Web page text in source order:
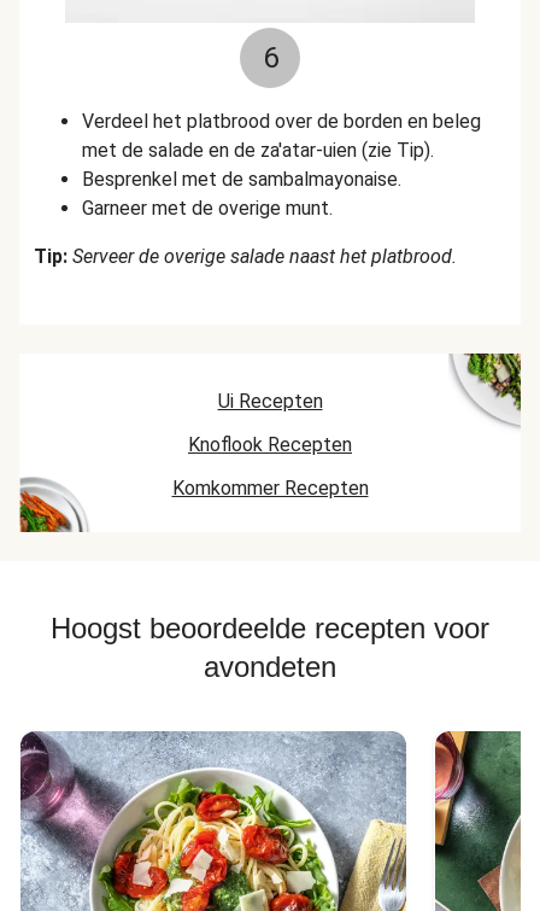
6
Verdeel het platbrood over de borden en beleg
met de salade en de za'atar-uien (zie Tip).
Besprenkel met de sambalmayonaise.
Garneer met de overige munt.
Tip: Serveer de overige salade naast het platbrood.
Ui Recepten
Knoflook Recepten
Komkommer Recepten
Hoogst beoordeelde recepten voor
avondeten